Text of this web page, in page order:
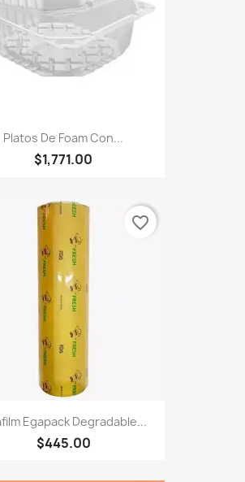
Platos De Foam Con...
$1,771.00
Egapack Degradable...
$445.00
favorite_border